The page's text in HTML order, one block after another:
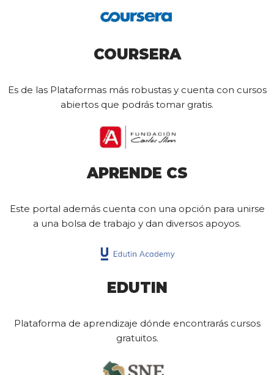
COURSERA
Es de las Plataformas más robustas y cuenta con cursos
abiertos que podrás tomar gratis.
APRENDE CS
Este portal además cuenta con una opción para unirse
a una bolsa de trabajo y dan diversos apoyos.
EDUTIN
Plataforma de aprendizaje dónde encontrarás cursos
gratuitos.